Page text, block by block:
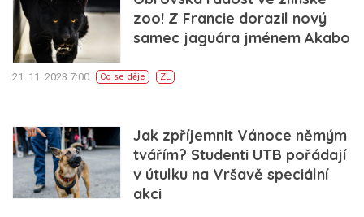
zoo! Z Francie dorazil nový
samec jaguára jménem Akabo
21. 11. 2023 7:00 Co se děje ZL
Jak zpříjemnit Vánoce němým
tvářím? Studenti UTB pořádají
v útulku na Vršavě speciální
akci